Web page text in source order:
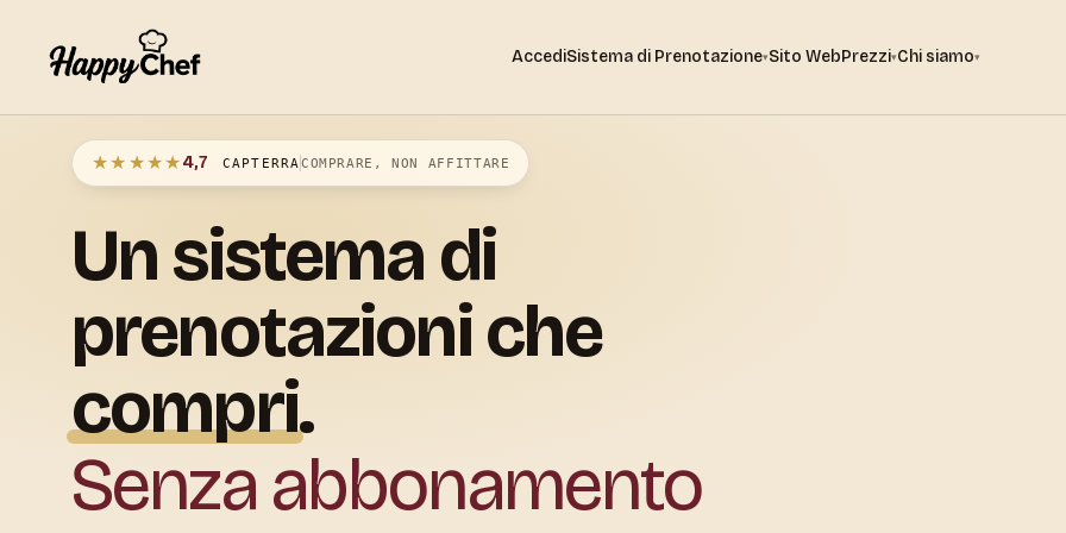
AccediSistema di Prenotazione▾ Sito WebPrezzi▾ Chi siamo▾
★★★★★4,7 CAPTERRACOMPRARE, NON AFFITTARE
Unsistema di
prenotazioniche
compri.
Senza abbonamento